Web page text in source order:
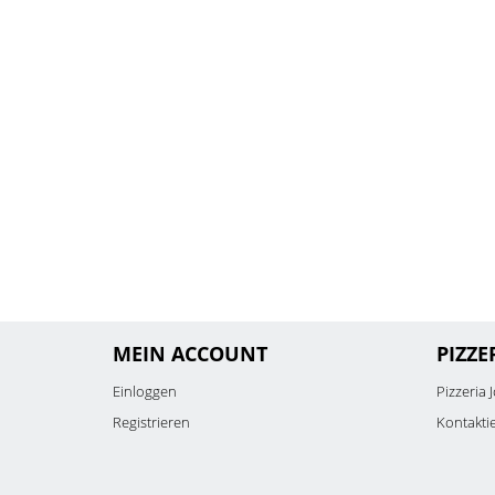
MEIN ACCOUNT
Einloggen
Registrieren
Pizzeria